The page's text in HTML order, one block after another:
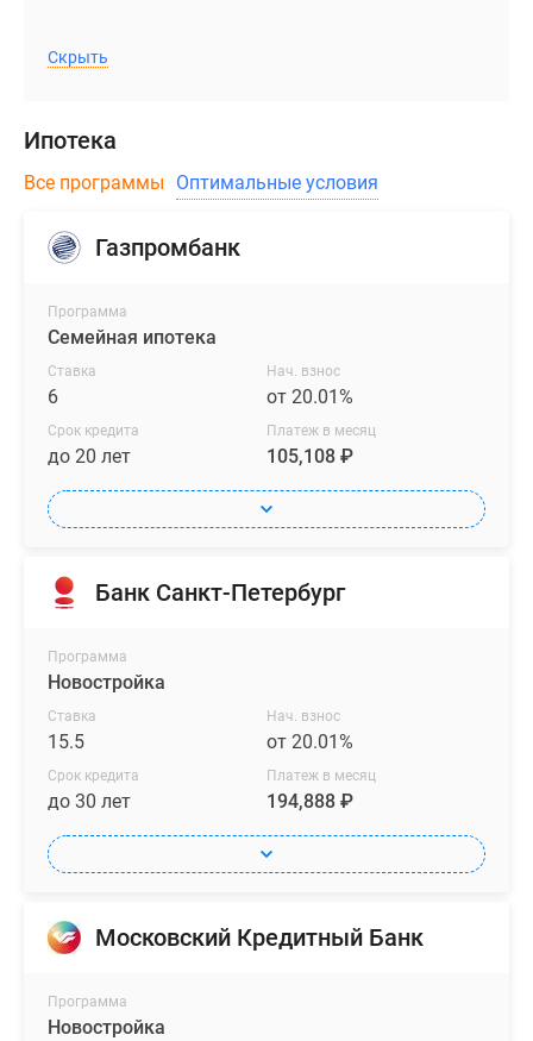
Скрыть
Ипотека
Все программы Оптимальные условия
Газпромбанк
Программа
Семейная ипотека
Ставка
6
Нач. взнос
от 20.01%
Срок кредита
до 20 лет
Платеж в месяц
105,108 ₽
Банк Санкт-Петербург
Программа
Новостройка
Ставка
15.5
Нач. взнос
от 20.01%
Срок кредита
до 30 лет
Платеж в месяц
194,888 ₽
Московский Кредитный Банк
Программа
Новостройка